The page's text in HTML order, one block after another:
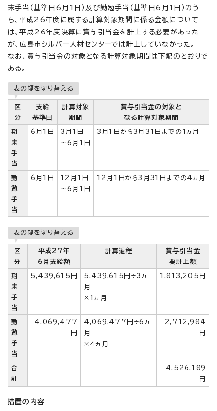
末手当（基準日6月1日）及び勤勉手当（基準日6月1日）のう
ち、平成26年度に属する計算対象期間に係る金額について
は、平成26年度決算に賞与引当金を計上する必要があった
が、広島市シルバー人材センターでは計上していなかった。
なお、賞与引当金の対象となる計算対象期間は下記のとおりで
ある。
表の幅を切り替える
区
分
支給
基準日
計算対象
期間
賞与引当金の対象と
なる計算対象期間
期
末
手
当
6月1日
3月1日
～6月1日
3月1日から3月31日までの1ヵ月
勤
勉
手
当
6月1日
12月1日
～6月1日
12月1日から3月31日までの4ヵ月
表の幅を切り替える
区
分
平成27年
6月支給額
計算過程
賞与引当金
要計上額
期
末
手
当
5,439,615円
5,439,615円÷3ヵ
月
×1ヵ月
1,813,205円
勤
勉
手
当
4,069,477
円
4,069,477円÷6ヵ
月
×4ヵ月
2,712,984
円
合
計
4,526,189
円
措置の内容